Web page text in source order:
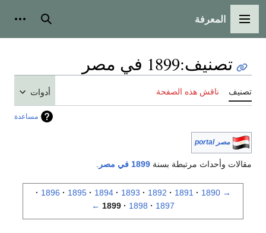
القائمة الرئيسية
المعرفة بحث
تصنيف:1899 في مصر
تصنيف ناقش هذه الصفحة أدوات
مساعدة
مصر portal
مقالات وأحداث مرتبطة بسنة 1899 في مصر
→
1890
1891
1892
1893
1894
1895
1896
1897
1898
1899
←